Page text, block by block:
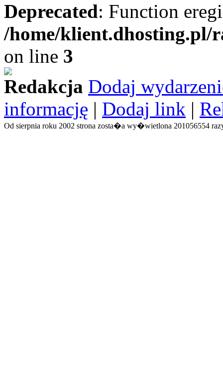
Deprecated: Function
/home/
on line 3
Redakcja Dodaj
informację | Dodaj link |
Od sierpnia roku 2002 strona zosta�a wy�wietlona 201056554